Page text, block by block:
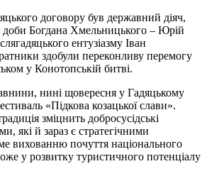
договору був державний діяч,
Богдана Хмельницького – Юрій
ентузіазму Іван
здобули переконливу перемогу
у Конотопській битві.
нині щовересня у Гадяцькому
«Підкова козацької слави».
зміцнить добросусідські
які й зараз є стратегічними
вихованню почуття національного
у розвитку туристичного потенціалу